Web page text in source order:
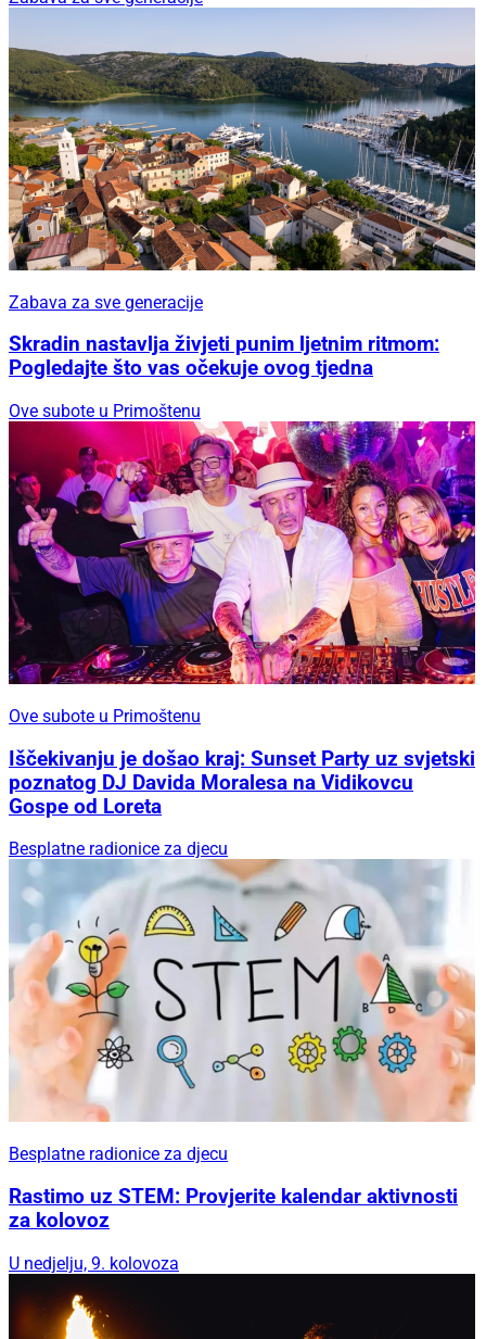
Zabava za sve generacije
Skradin nastavlja živjeti punim ljetnim ritmom:
Pogledajte što vas očekuje ovog tjedna
Ove subote u Primoštenu
Ove subote u Primoštenu
Iščekivanju je došao kraj: Sunset Party uz svjetski
poznatog DJ Davida Moralesa na Vidikovcu
Gospe od Loreta
Besplatne radionice za djecu
Besplatne radionice za djecu
Rastimo uz STEM: Provjerite kalendar aktivnosti
za kolovoz
U nedjelju, 9. kolovoza